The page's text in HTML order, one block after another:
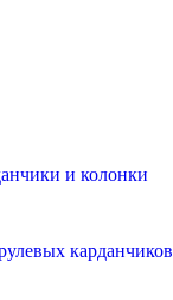
и колонки
карданчиков